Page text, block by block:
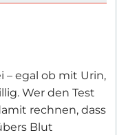
– egal ob mit Urin,
Wer den Test
rechnen, dass
Blut